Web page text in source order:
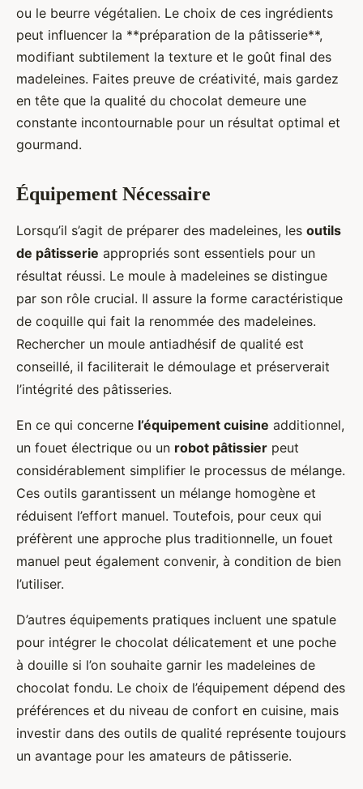
ou le beurre végétalien. Le choix de ces ingrédients
peut influencer la **préparation de la pâtisserie**,
modifiant subtilement la texture et le goût final des
madeleines. Faites preuve de créativité, mais gardez
en tête que la qualité du chocolat demeure une
constante incontournable pour un résultat optimal et
gourmand.
Équipement Nécessaire
Lorsqu’il s’agit de préparer des madeleines, les outils
de pâtisserie appropriés sont essentiels pour un
résultat réussi. Le moule à madeleines se distingue
par son rôle crucial. Il assure la forme caractéristique
de coquille qui fait la renommée des madeleines.
Rechercher un moule antiadhésif de qualité est
conseillé, il faciliterait le démoulage et préserverait
l’intégrité des pâtisseries.
En ce qui concerne l’équipement cuisine additionnel,
un fouet électrique ou un robot pâtissier peut
considérablement simplifier le processus de mélange.
Ces outils garantissent un mélange homogène et
réduisent l’effort manuel. Toutefois, pour ceux qui
préfèrent une approche plus traditionnelle, un fouet
manuel peut également convenir, à condition de bien
l’utiliser.
D’autres équipements pratiques incluent une spatule
pour intégrer le chocolat délicatement et une poche
à douille si l’on souhaite garnir les madeleines de
chocolat fondu. Le choix de l’équipement dépend des
préférences et du niveau de confort en cuisine, mais
investir dans des outils de qualité représente toujours
un avantage pour les amateurs de pâtisserie.